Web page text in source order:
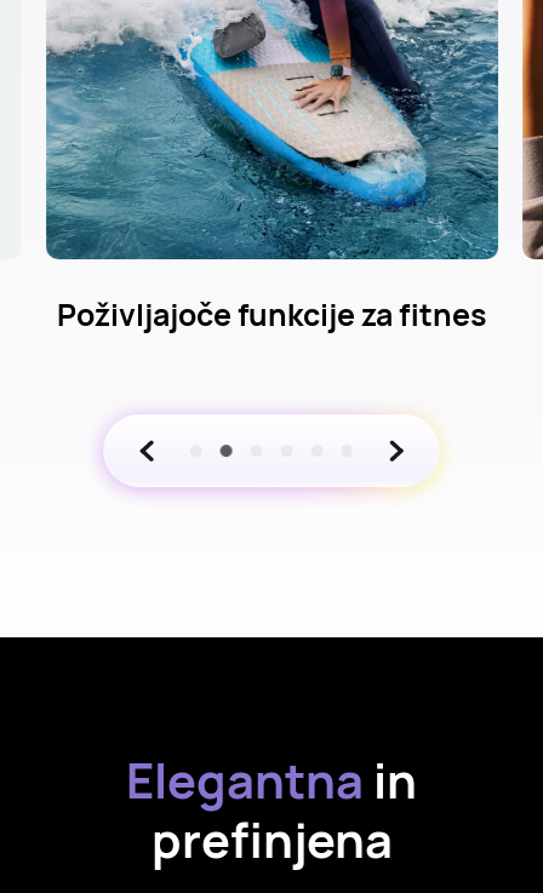
Celovito upravljanje zdravja
Elegantna in
prefinjena